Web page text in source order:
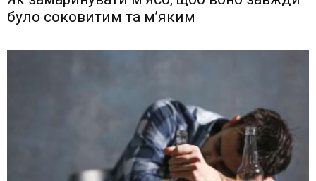
було соковитим та м’яким